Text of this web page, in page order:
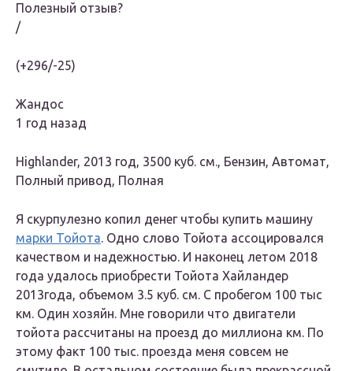
Полезный отзыв?
/
(+296/-25)
Жандос
1 год назад
Highlander, 2013 год, 3500 куб. см., Бензин, Автомат,
Полный привод, Полная
Я скурпулезно копил денег чтобы купить машину
марки Тойота. Одно слово Тойота ассоцировался
качеством и надежностью. И наконец летом 2018
года удалось приобрести Тойота Хайландер
2013года, объемом 3.5 куб. см. С пробегом 100 тыс
км. Один хозяйн. Мне говорили что двигатели
тойота рассчитаны на проезд до миллиона км. По
этому факт 100 тыс. проезда меня совсем не